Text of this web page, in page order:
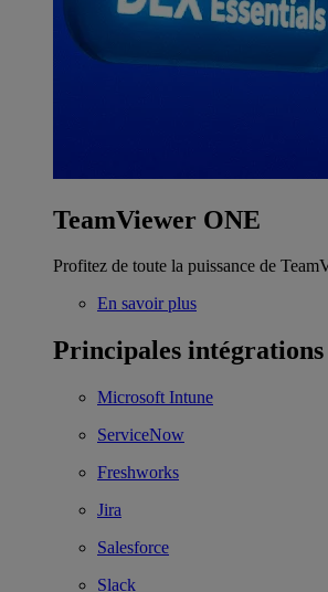
TeamViewer ONE
Profitez de toute la puissance de
En savoir plus
Principales intégrations
Microsoft Intune
ServiceNow
Freshworks
Jira
Salesforce
Slack